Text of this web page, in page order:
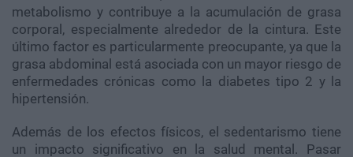
metabolismo y contribuye a la acumulación de grasa
corporal, especialmente alrededor de la cintura. Este
último factor es particularmente preocupante, ya que la
grasa abdominal está asociada con un mayor riesgo de
enfermedades crónicas como la diabetes tipo 2 y la
hipertensión.
Además de los efectos físicos, el sedentarismo tiene
un impacto significativo en la salud mental. Pasar